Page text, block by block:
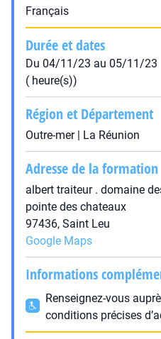
Français
Durée et dates
Du 04/11/23 au 05/11/23
( heure(s))
Région et Département
Outre-mer | La Réunion
Adresse de la formation
albert traiteur . domaine
pointe des chateaux
97436, Saint Leu
Google Maps
Informations
Renseignez-vous
conditions précises